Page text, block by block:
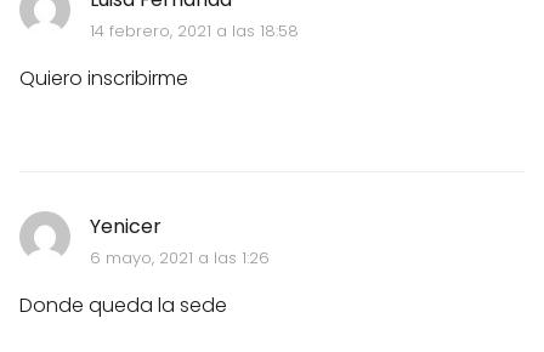
14 febrero, 2021 a las 18:58
Quiero inscribirme
Yenicer
6 mayo, 2021 a las 1:26
Donde queda la sede